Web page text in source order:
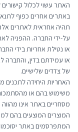
האתר עשוי לכלול
באתרים אחרים כפוף
תהיה אחראית לאתרים
על-ידי החברה. ההפניה
או נטילת אחריות בידי
או עמידתם בדין,
של צדדים שלישיים.
האחריות היחידה לתכנים
משימוש בהם או
מסחריים באתר אינו
המוצרים המוצעים בהם
המתפרסמים באתר יסוכמו